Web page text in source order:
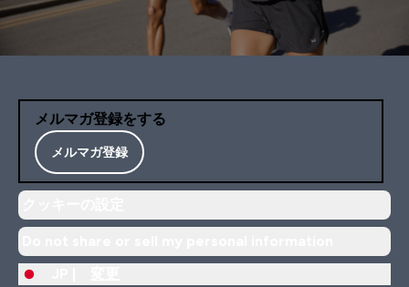
メルマガ登録をする
メルマガ登録